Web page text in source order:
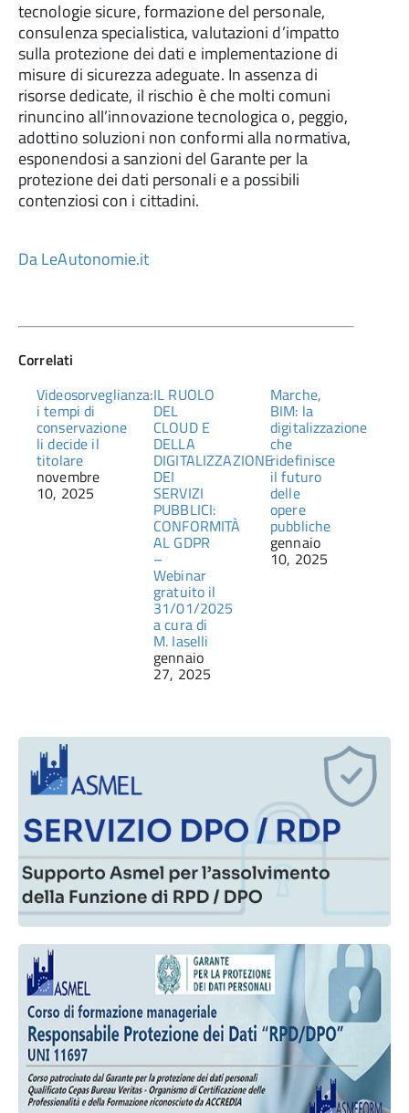
tecnologie sicure, formazione del personale,
consulenza specialistica, valutazioni d’impatto
sulla protezione dei dati e implementazione di
misure di sicurezza adeguate. In assenza di
risorse dedicate, il rischio è che molti comuni
rinuncino all’innovazione tecnologica o, peggio,
adottino soluzioni non conformi alla normativa,
esponendosi a sanzioni del Garante per la
protezione dei dati personali e a possibili
contenziosi con i cittadini.
Da LeAutonomie.it
Correlati
Videosorveglianza:
i tempi di
conservazione
li decide il
titolare
novembre
10, 2025
IL RUOLO
DEL
CLOUD E
DELLA
DIGITALIZZAZIONE
DEI
SERVIZI
PUBBLICI:
CONFORMITÀ
AL GDPR
–
Webinar
gratuito il
31/01/2025
a cura di
M. Iaselli
gennaio
27, 2025
Marche,
BIM: la
digitalizzazione
che
ridefinisce
il futuro
delle
opere
pubbliche
gennaio
10, 2025